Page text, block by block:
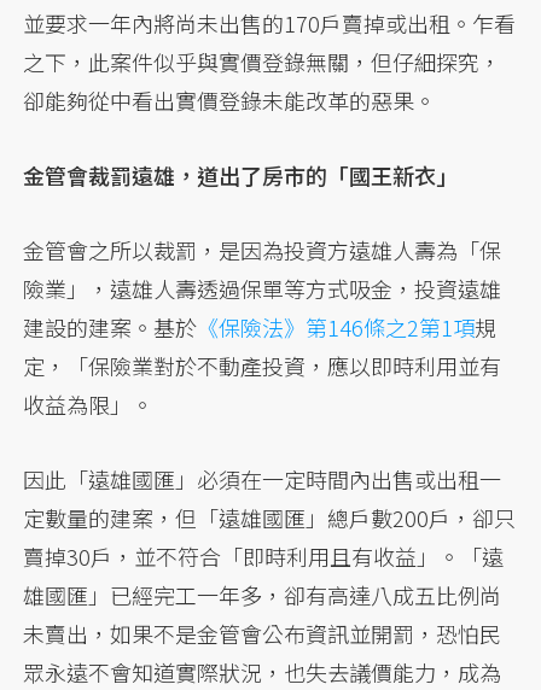
並要求一年內將尚未出售的170戶賣掉或出租。乍看
之下，此案件似乎與實價登錄無關，但仔細探究，
卻能夠從中看出實價登錄未能改革的惡果。
金管會裁罰遠雄，道出了房市的「國王新衣」
金管會之所以裁罰，是因為投資方遠雄人壽為「保
險業」，遠雄人壽透過保單等方式吸金，投資遠雄
建設的建案。基於 《保險法》第146條之2第1項規
定，「保險業對於不動產投資，應以即時利用並有
收益為限」。
因此「遠雄國匯」必須在一定時間內出售或出租一
定數量的建案，但「遠雄國匯」總戶數200戶，卻只
賣掉30戶，並不符合「即時利用且有收益」。「遠
雄國匯」已經完工一年多，卻有高達八成五比例尚
未賣出，如果不是金管會公布資訊並開罰，恐怕民
眾永遠不會知道實際狀況，也失去議價能力，成為